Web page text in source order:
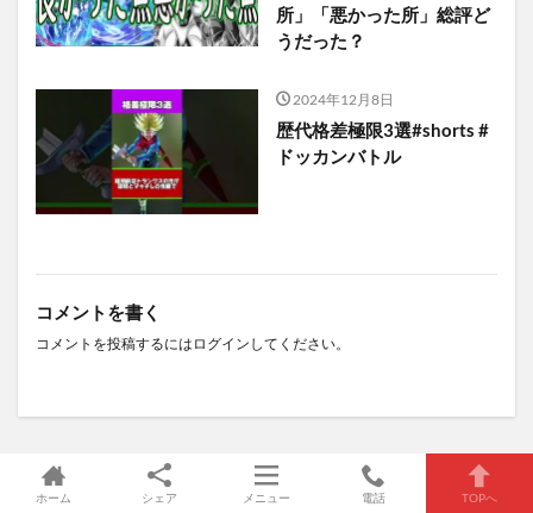
所」「悪かった所」総評ど
うだった？
2024年12月8日
歴代格差極限3選#shorts #
ドッカンバトル
コメントを書く
コメントを投稿するには ログイン してください。
キーワード
ホーム シェア メニュー 電話 TOPへ